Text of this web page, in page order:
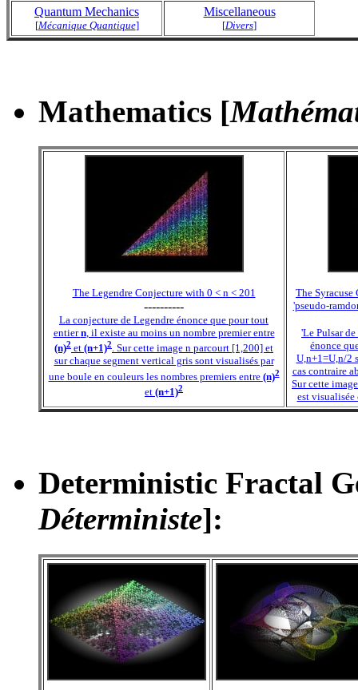
Quantum Mechanics
[Mécanique Quantique]
Miscellaneous
[Divers]
Mathematics [
The Legendre Conjecture with 0 < n < 201
----------
La conjecture de Legendre énonce que pour tout
entiern, il existe au moins un nombre premier entre
(n)2 et (n+1)2. Sur cette image n parcourt [1,200] et
sur chaque segment vertical gris sont visualisés par
une boule en couleurs les nombres premiers entre (n)2
et (n+1)2
The
'pseudo-
'Le Pulsar
énonce
U,n+1=U,n/2
cas contraire
Sur cette
est visualisée
Deterministic Fractal
Déterministe]: